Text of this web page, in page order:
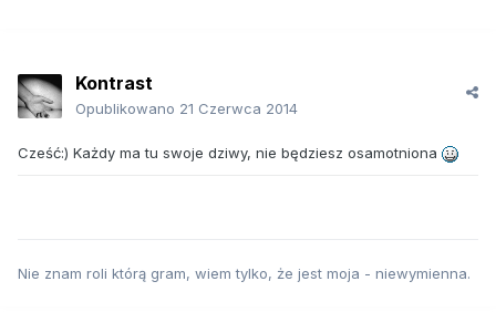
Kontrast
Opublikowano 21 Czerwca 2014
Cześć:) Każdy ma tu swoje dziwy, nie będziesz osamotniona
Nie znam roli którą gram, wiem tylko, że jest moja - niewymienna.